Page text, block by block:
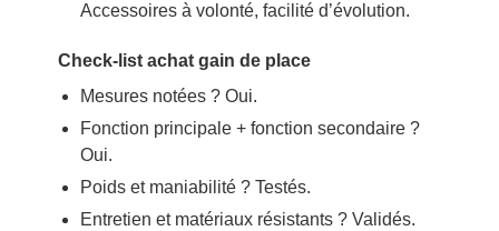
Accessoires à volonté, facilité d’évolution.
Check-list achat gain de place
Mesures notées ? Oui.
Fonction principale + fonction secondaire ?
Oui.
Poids et maniabilité ? Testés.
Entretien et matériaux résistants ? Validés.